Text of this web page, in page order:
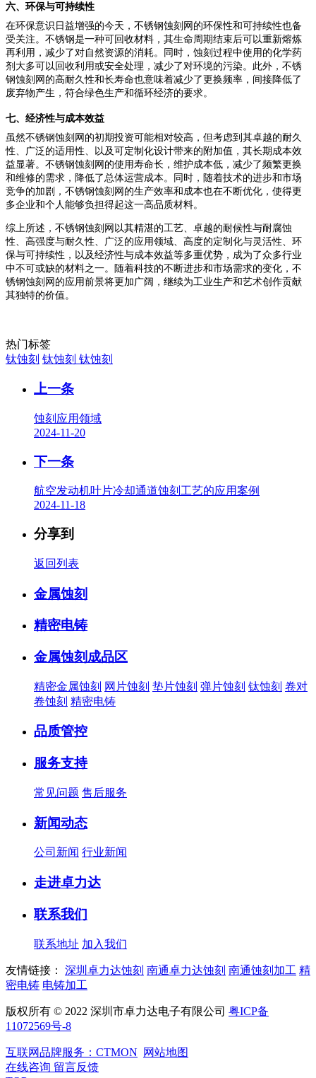
六、环保与可持续性
在环保意识日益增强的今天，不锈钢蚀刻网的环保性和可持续性也备
受关注。不锈钢是一种可回收材料，其生命周期结束后可以重新熔炼
再利用，减少了对自然资源的消耗。同时，蚀刻过程中使用的化学药
剂大多可以回收利用或安全处理，减少了对环境的污染。此外，不锈
钢蚀刻网的高耐久性和长寿命也意味着减少了更换频率，间接降低了
废弃物产生，符合绿色生产和循环经济的要求。
七、经济性与成本效益
虽然不锈钢蚀刻网的初期投资可能相对较高，但考虑到其卓越的耐久
性、广泛的适用性、以及可定制化设计带来的附加值，其长期成本效
益显著。不锈钢蚀刻网的使用寿命长，维护成本低，减少了频繁更换
和维修的需求，降低了总体运营成本。同时，随着技术的进步和市场
竞争的加剧，不锈钢蚀刻网的生产效率和成本也在不断优化，使得更
多企业和个人能够负担得起这一高品质材料。
综上所述，不锈钢蚀刻网以其精湛的工艺、卓越的耐候性与耐腐蚀
性、高强度与耐久性、广泛的应用领域、高度的定制化与灵活性、环
保与可持续性，以及经济性与成本效益等多重优势，成为了众多行业
中不可或缺的材料之一。随着科技的不断进步和市场需求的变化，不
锈钢蚀刻网的应用前景将更加广阔，继续为工业生产和艺术创作贡献
其独特的价值。
热门标签
钛蚀刻 钛蚀刻 钛蚀刻
上一条
蚀刻应用领域
2024-11-20
下一条
航空发动机叶片冷却通道蚀刻工艺的应用案例
2024-11-18
分享到
返回列表
金属蚀刻
精密电铸
金属蚀刻成品区
精密金属蚀刻 网片蚀刻 垫片蚀刻 弹片蚀刻 钛蚀刻 卷对
卷蚀刻 精密电铸
品质管控
服务支持
常见问题 售后服务
新闻动态
公司新闻 行业新闻
走进卓力达
联系我们
联系地址 加入我们
友情链接： 深圳卓力达蚀刻 南通卓力达蚀刻 南通蚀刻加工 精
密电铸 电铸加工
版权所有 © 2022 深圳市卓力达电子有限公司 粤ICP备
11072569号-8
互联网品牌服务：CTMON
网站地图
在线咨询 留言反馈